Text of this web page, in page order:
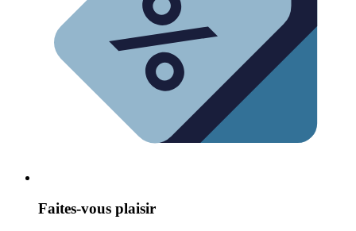
Faites-vous plaisir